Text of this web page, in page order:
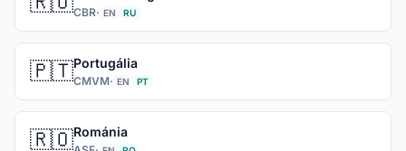
CBR· EN RU
🇵🇹Portugália
CMVM· EN PT
🇷🇴Románia